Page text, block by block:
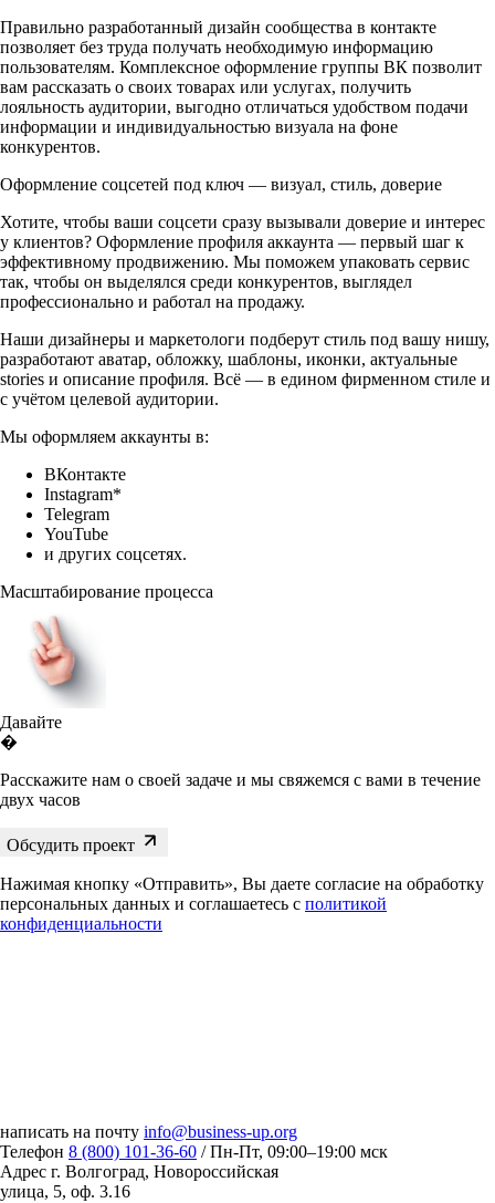
Правильно разработанный дизайн сообщества в контакте
позволяет без труда получать необходимую информацию
пользователям. Комплексное оформление группы ВК позволит
вам рассказать о своих товарах или услугах, получить
лояльность аудитории, выгодно отличаться удобством подачи
информации и индивидуальностью визуала на фоне
конкурентов.
Оформление соцсетей под ключ — визуал, стиль, доверие
Хотите, чтобы ваши соцсети сразу вызывали доверие и интерес
у клиентов? Оформление профиля аккаунта — первый шаг к
эффективному продвижению. Мы поможем упаковать сервис
так, чтобы он выделялся среди конкурентов, выглядел
профессионально и работал на продажу.
Наши дизайнеры и маркетологи подберут стиль под вашу нишу,
разработают аватар, обложку, шаблоны, иконки, актуальные
stories и описание профиля. Всё — в едином фирменном стиле и
с учётом целевой аудитории.
Мы оформляем аккаунты в:
ВКонтакте
Instagram*
Telegram
YouTube
и других соцсетях.
Масштабирование процесса
Давайте
�
Расскажите нам о своей задаче и мы свяжемся с вами в течение
двух часов
Обсудить проект
Нажимая кнопку «Отправить», Вы даете согласие на обработку
персональных данных и соглашаетесь с политикой
конфиденциальности
написать на почту info@business-up.org
Телефон 8 (800) 101-36-60 / Пн-Пт, 09:00–19:00 мск
Адрес г. Волгоград, Новороссийская
улица, 5, оф. 3.16